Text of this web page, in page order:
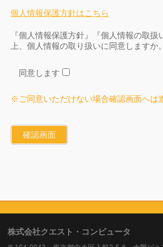
個人情報保護方針はこちら
『個人情報保護方針』『個人情報の取
上、個人情報の取り扱いに同意しますか。
同意します
※ご同意いただけない場合確認画面へは
株式会社クエスト・コンピュータ